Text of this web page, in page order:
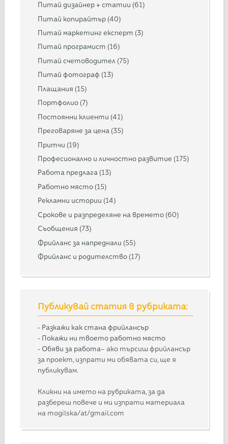
Питай дизайнер + статии (61)
Питай копирайтър (40)
Питай маркетинг експерт (3)
Питай програмист (16)
Питай счетоводител (75)
Питай фотограф (13)
Плащания (15)
Портфолио (7)
Постоянни клиенти (41)
Преговаряне за цена (35)
Притчи (19)
Професионално и личностно развитие (175)
Работа предлага (13)
Работно място (15)
Рекламни истории (14)
Срокове и разпределяне на времето (60)
Съобщения (73)
Фрийланс за напреднали (55)
Фрийланс и родителство (17)
Публикувай статия в рубриката:
- Разкажи как стана фрийлансър
- Покажи ни твоето работно място
- Обяви за работа– ако търсиш фрийлансър
за проект, изпрати ми обявата си, ще я
публикувам.
Кликни на името на рубриката, за да
разбереш повече и ми изпрати материала
на mogilska/at/gmail.com